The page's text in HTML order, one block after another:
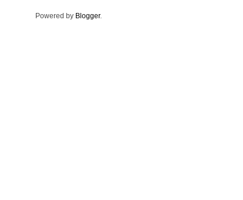
Powered by Blogger.